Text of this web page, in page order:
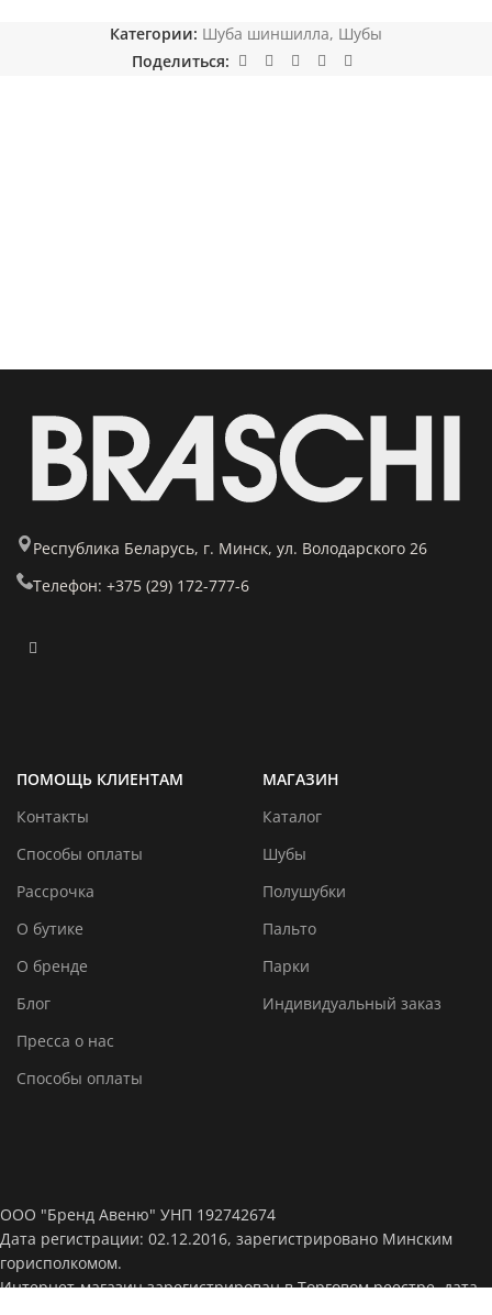
Категории: Шуба шиншилла, Шубы
Поделиться:
Республика Беларусь, г. Минск, ул. Володарского 26
Телефон: +375 (29) 172-777-6
ПОМОЩЬ КЛИЕНТАМ
Контакты
Способы оплаты
Рассрочка
О бутике
О бренде
Блог
Пресса о нас
Способы оплаты
МАГАЗИН
Каталог
Шубы
Полушубки
Пальто
Парки
Индивидуальный заказ
ООО "Бренд Авеню" УНП 192742674
Дата регистрации: 02.12.2016, зарегистрировано Минским
горисполкомом.
Интернет-магазин зарегистрирован в Торговом реестре, дата